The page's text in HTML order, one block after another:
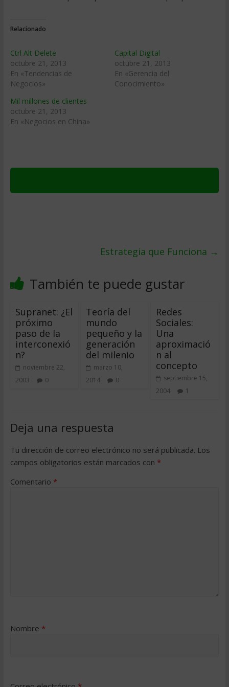
Relacionado
Ctrl Alt Delete
octubre 21, 2013
En «Tendencias de
Negocios»
Capital Digital
octubre 21, 2013
En «Gerencia del
Conocimiento»
Mil millones de clientes
octubre 21, 2013
En «Negocios en China»
Estrategia que Funciona →
También te puede gustar
Supranet: ¿El
próximo
paso de la
interconexió
n?
noviembre 22,
2003
0
Teoría del
mundo
pequeño y la
generación
del milenio
marzo 10,
2014
0
Redes
Sociales:
Una
aproximació
n al
concepto
septiembre 15,
2004
1
Deja una respuesta
Tu dirección de correo electrónico no será publicada. Los
campos obligatorios están marcados con *
Comentario *
Nombre *